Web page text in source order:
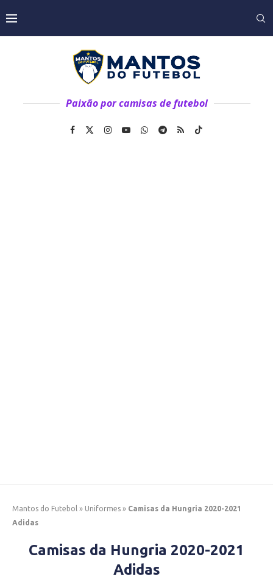
Paixão por camisas de futebol
Mantos do Futebol » Uniformes » Camisas da Hungria 2020-2021
Adidas
Camisas da Hungria 2020-2021
Adidas